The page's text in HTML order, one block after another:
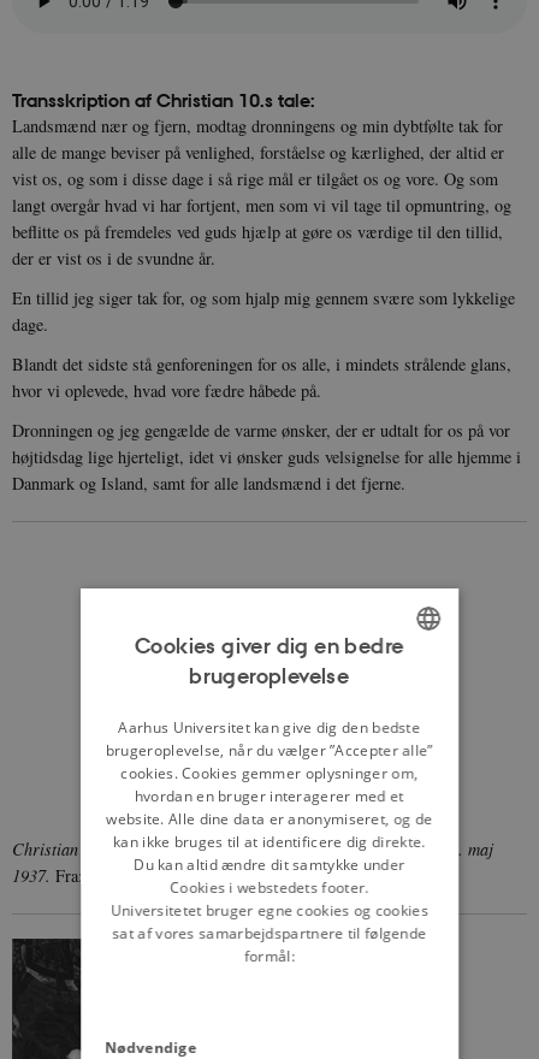
Transskription af Christian 10.s tale:
Landsmænd nær og fjern, modtag dronningens og min dybtfølte tak for
alle de mange beviser på venlighed, forståelse og kærlighed, der altid er
vist os, og som i disse dage i så rige mål er tilgået os og vore. Og som
langt overgår hvad vi har fortjent, men som vi vil tage til opmuntring, og
beflitte os på fremdeles ved guds hjælp at gøre os værdige til den tillid,
der er vist os i de svundne år.
En tillid jeg siger tak for, og som hjalp mig gennem svære som lykkelige
dage.
Blandt det sidste stå genforeningen for os alle, i mindets strålende glans,
hvor vi oplevede, hvad vore fædre håbede på.
Dronningen og jeg gengælde de varme ønsker, der er udtalt for os på vor
højtidsdag lige hjerteligt, idet vi ønsker guds velsignelse for alle hjemme i
Danmark og Island, samt for alle landsmænd i det fjerne.
Christian 10.s 25-års regentjubilæum fejres i København den 15. maj
1937. Fra: danmarkpaafilm.dk, Det Danske Filminstitut.
DANISH
Cookies giver dig en bedre
brugeroplevelse
Aarhus Universitet kan give dig den bedste
brugeroplevelse, når du vælger ”Accepter alle”
cookies. Cookies gemmer oplysninger om,
hvordan en bruger interagerer med et
website. Alle dine data er anonymiseret, og de
kan ikke bruges til at identificere dig direkte.
Du kan altid ændre dit samtykke under
Cookies i webstedets footer.
Universitetet bruger egne cookies og cookies
sat af vores samarbejdspartnere til følgende
formål:
Nødvendige